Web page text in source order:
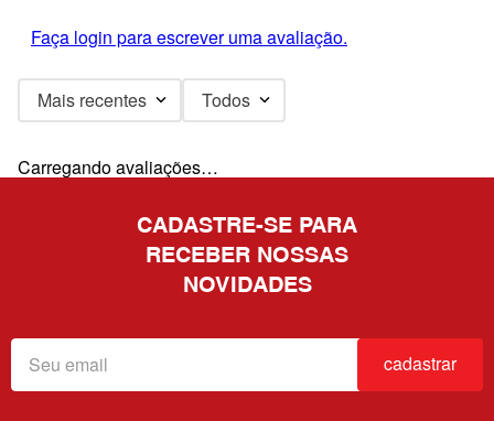
Faça login para escrever uma avaliação.
Mais recentes Todos
Carregando avaliações…
CADASTRE-SE PARA
RECEBER NOSSAS
NOVIDADES
cadastrar